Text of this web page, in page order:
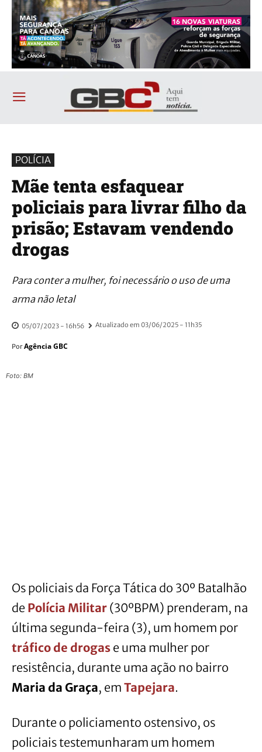
POLÍCIA
Mãe tenta esfaquear
policiais para livrar filho da
prisão; Estavam vendendo
drogas
Para conter a mulher, foi necessário o uso de uma
arma não letal
05/07/2023 - 16h56 Atualizado em 03/06/2025 - 11h35
Por Agência GBC
Foto: BM
Os policiais da Força Tática do 30º Batalhão
de Polícia Militar (30ºBPM) prenderam, na
última segunda-feira (3), um homem por
tráfico de drogas e uma mulher por
resistência, durante uma ação no bairro
Maria da Graça, em Tapejara.
Durante o policiamento ostensivo, os
policiais testemunharam um homem